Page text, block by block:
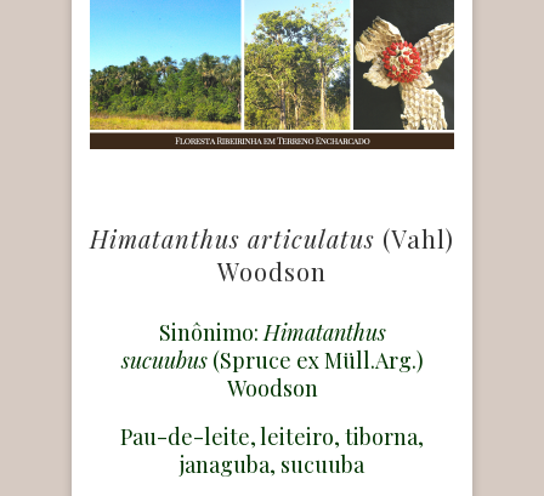
Himatanthus articulatus (Vahl)
Woodson
Sinônimo: Himatanthus
sucuubus(Spruce ex Müll.Arg.)
Woodson
Pau-de-leite, leiteiro, tiborna,
janaguba, sucuuba